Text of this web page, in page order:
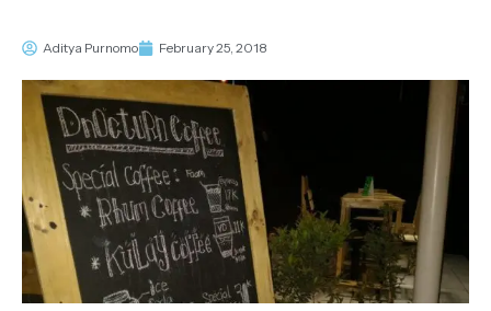
Aditya Purnomo February 25, 2018